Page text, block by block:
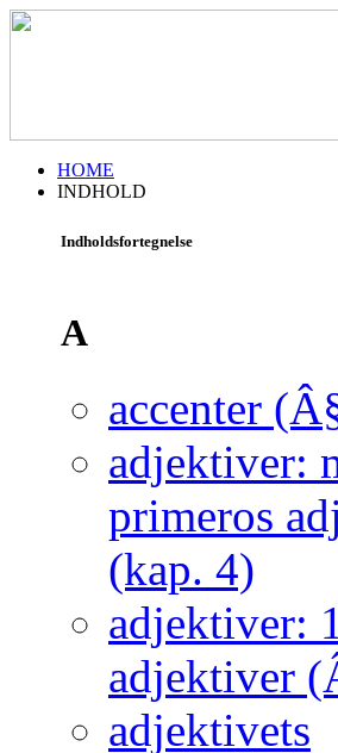
HOME
INDHOLD
Indholdsfortegnelse
A
accenter
adjektiver:
primeros
(kap. 4)
adjektiver:
adjektiver
adjektivets